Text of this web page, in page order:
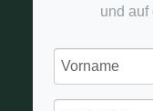
und auf